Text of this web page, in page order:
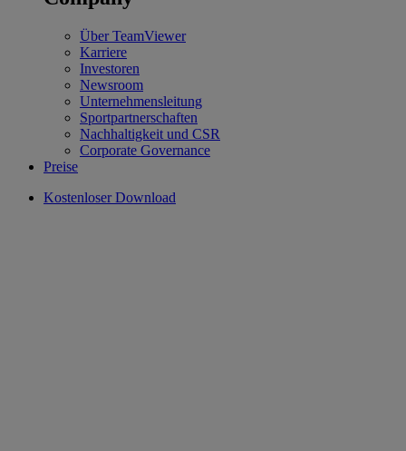
Über TeamViewer
Karriere
Investoren
Newsroom
Unternehmensleitung
Sportpartnerschaften
Nachhaltigkeit und CSR
Corporate Governance
Preise
Kostenloser Download